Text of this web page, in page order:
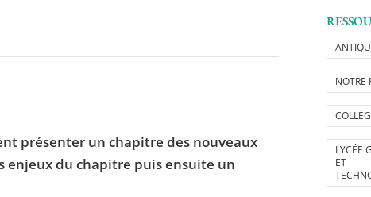
présenter un chapitre des nouveaux
enjeux du chapitre puis ensuite un
NOTRE
LYCÉE
ET